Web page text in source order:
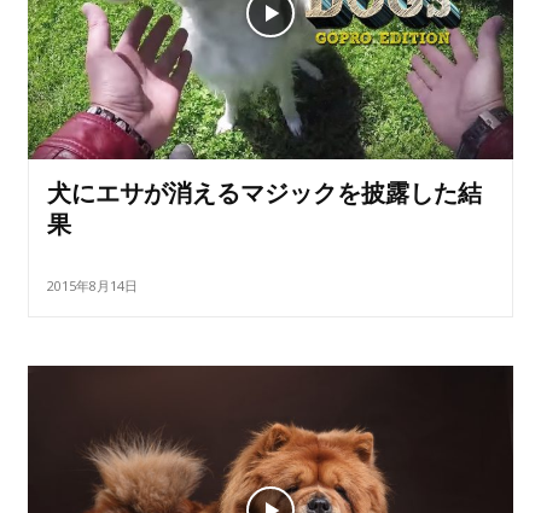
犬にエサが消えるマジックを披露した結
果
2015年8月14日